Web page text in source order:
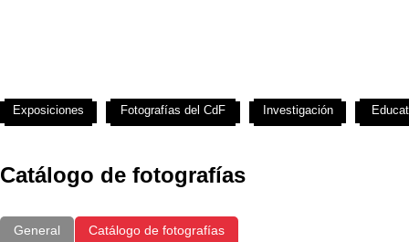
Catálogo de fotografías
General Catálogo de fotografías
Exposiciones Fotografías del CdF Investigación